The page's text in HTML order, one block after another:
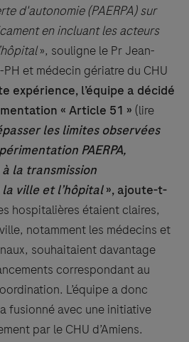
d'autonomie (PAERPA) sur
en incluant les acteurs
», souligne le Pr Jean-
et médecin gériatre du CHU
expérience, l’équipe a décidé
« Article 51 » (lire
les limites observées
PAERPA,
la transmission
ville et l’hôpital», ajoute-t-
hospitalières étaient claires,
notamment les médecins et
souhaitaient davantage
correspondant au
L’équipe a donc
fusionné avec une initiative
par le CHU d’Amiens.